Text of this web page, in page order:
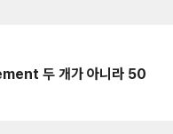
두 개가 아니라 50